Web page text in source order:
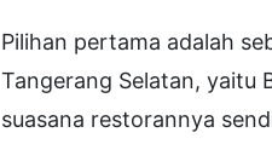
Pilihan pertama adalah
Tangerang Selatan, yaitu
suasana restorannya